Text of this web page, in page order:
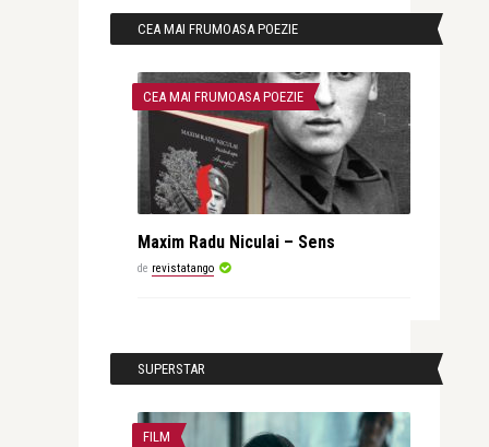
CEA MAI FRUMOASA POEZIE
CEA MAI FRUMOASA POEZIE
Maxim Radu Niculai – Sens
de revistatango
SUPERSTAR
FILM